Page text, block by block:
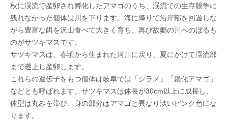
秋に渓流で産卵され孵化したアマゴのうち、渓流での生存競争に
残れなかった個体は川を下ります。海に降りて沿岸部を回遊しな
がら豊富な餌を沢山食べて大きく育ち、再び故郷の川へのぼるも
のがサツキマスです。
サツキマスは、春頃から生まれた河川に戻り、夏にかけて渓流部
まで遡上し産卵します。
これらの遺伝子をもつ個体は岐阜では「シラメ」「銀化アマゴ」
などとも呼ばれます。サツキマスは体長が30cm以上に成長し、
体型は丸みを帯び、身の部分はアマゴと異なり淡いピンク色にな
ります。